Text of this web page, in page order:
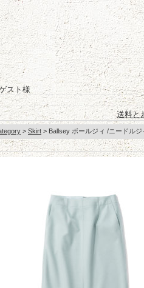
スト様
送料と
> Skirt > Ballsey ボールジィ /ニードル